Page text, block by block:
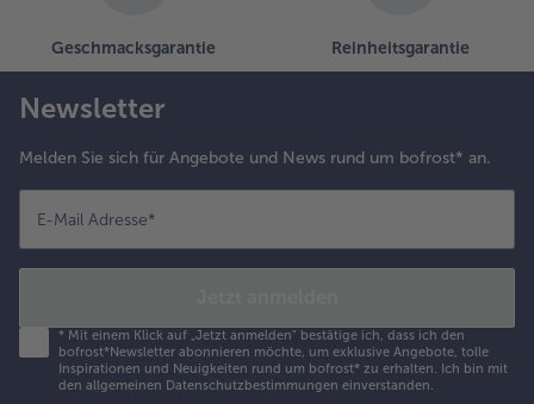
Geschmacksgarantie Reinheitsgarantie
Newsletter
Melden Sie sich für Angebote und News rund um bofrost* an.
E-Mail Adresse*
* Mit einem Klick auf „Jetzt anmelden" bestätige ich, dass ich den
bofrost*Newsletter abonnieren möchte, um exklusive Angebote, tolle
Inspirationen und Neuigkeiten rund um bofrost* zu erhalten. Ich bin mit
den allgemeinen Datenschutzbestimmungen einverstanden.